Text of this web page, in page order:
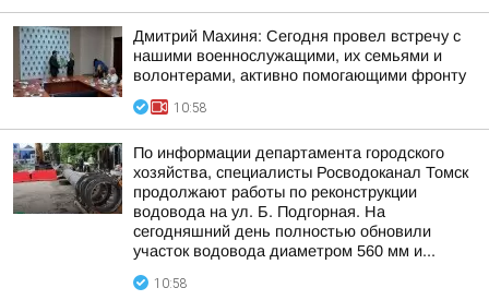
Дмитрий Махиня: Сегодня провел встречу с
нашими военнослужащими, их семьями и
волонтерами, активно помогающими фронту
10:58
По информации департамента городского
хозяйства, специалисты Росводоканал Томск
продолжают работы по реконструкции
водовода на ул. Б. Подгорная. На
сегодняшний день полностью обновили
участок водовода диаметром 560 мм и...
10:58